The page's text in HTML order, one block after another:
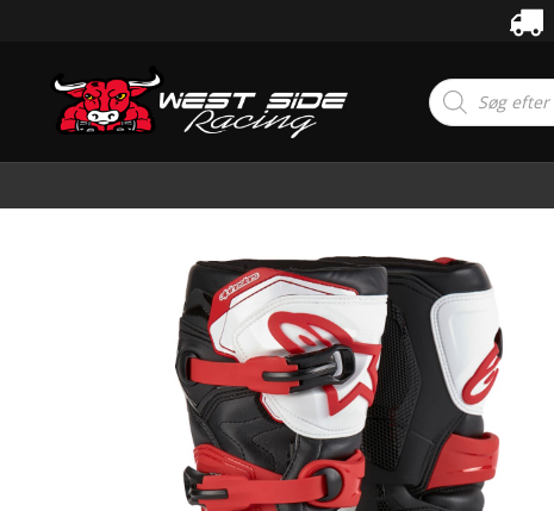
Products
search